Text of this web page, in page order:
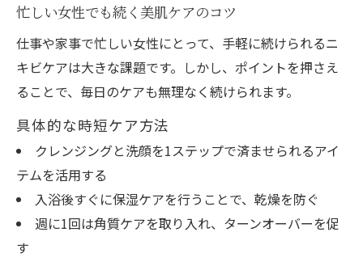
忙しい女性でも続く美肌ケアのコツ
仕事や家事で忙しい女性にとって、手軽に続けられるニ
キビケアは大きな課題です。しかし、ポイントを押さえ
ることで、毎日のケアも無理なく続けられます。
具体的な時短ケア方法
クレンジングと洗顔を1ステップで済ませられるアイ
テムを活用する
入浴後すぐに保湿ケアを行うことで、乾燥を防ぐ
週に1回は角質ケアを取り入れ、ターンオーバーを促
す